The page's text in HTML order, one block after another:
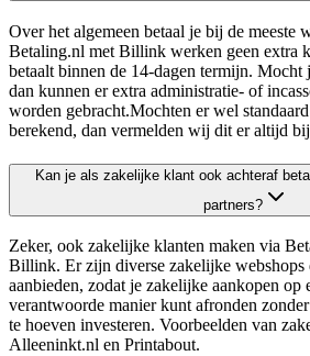
Over het algemeen betaal je bij de meeste
Betaling.nl met Billink werken geen extra
betaalt binnen de 14-dagen termijn. Mocht
dan kunnen er extra administratie- of
worden gebracht.Mochten er wel
berekend, dan vermelden wij dit er altijd
Kan je als zakelijke klant ook achteraf
partners?
Zeker, ook zakelijke klanten maken via
Billink. Er zijn diverse zakelijke webshops
aanbieden, zodat je zakelijke aankopen op
verantwoorde manier kunt afronden
te hoeven investeren. Voorbeelden van
Alleeninkt.nl en Printabout.